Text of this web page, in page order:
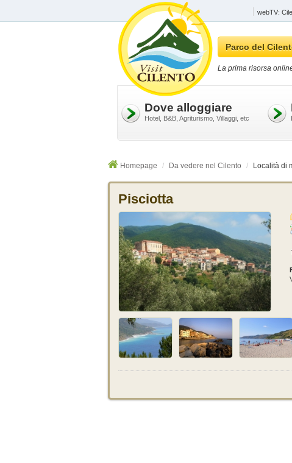
webTV:
Parco del
La prima risorsa
Dove alloggiare
Hotel, B&B, Agriturismo, Villaggi, etc
Homepage Da vedere nel Cilento Località di
Pisciotta